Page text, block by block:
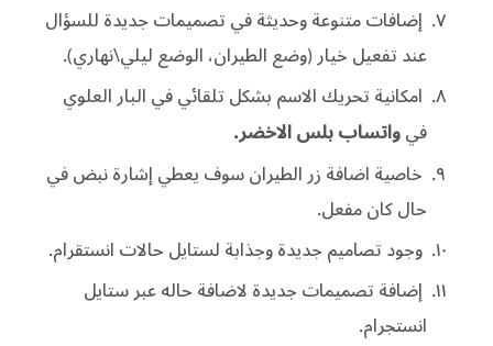
إضافات متنوعة وحديثة في تصميمات جديدة للسؤال
عند تفعيل خيار (وضع الطيران، الوضع ليلي\نهاري).
امكانية تحريك الاسم بشكل تلقائي في البار العلوي
فيواتساب بلس الاخضر.
خاصية اضافة زر الطيران سوف يعطي إشارة نبض في
حال كان مفعل.
وجود تصاميم جديدة وجذابة لستايل حالات انستقرام.
إضافة تصميمات جديدة لاضافة حاله عبر ستايل
انستجرام.